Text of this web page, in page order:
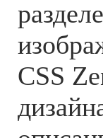
CSS